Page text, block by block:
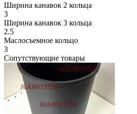
Ширина канавок 2 кольца
3
Ширина канавок 3 кольца
2.5
Маслосъемное кольцо
3
Сопутствующие товары